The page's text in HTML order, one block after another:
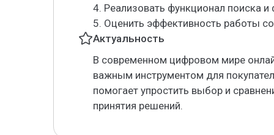
4. Реализовать функционал поиска
5. Оценить эффективность работы
Актуальность
В современном цифровом мире
важным инструментом для
помогает упростить выбор и
принятия решений.